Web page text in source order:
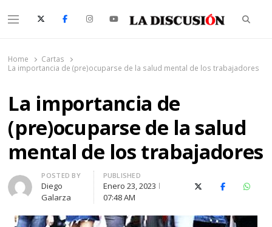
Menu
Home
Cartas
La importancia de (pre)ocuparse de la salud mental de los trabajadores
La importancia de
(pre)ocuparse de la salud
mental de los trabajadores
Author
POSTED BY
Diego
Galarza
PUBLISHED
Enero 23, 2023
07:48 AM
X (Twitter)Facebook